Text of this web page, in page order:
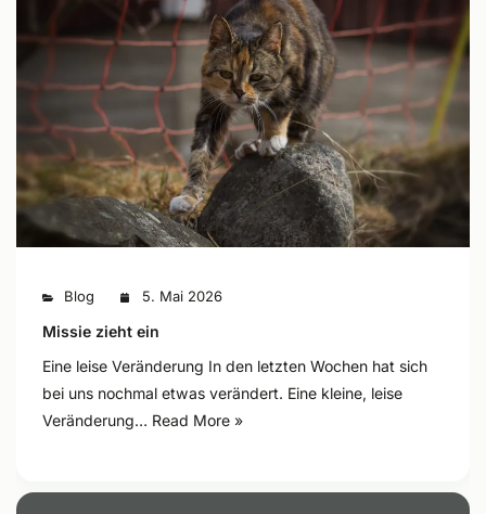
Blog 5. Mai 2026
Missie zieht ein
Eine leise Veränderung In den letzten Wochen hat sich
bei uns nochmal etwas verändert. Eine kleine, leise
Veränderung… Read More »